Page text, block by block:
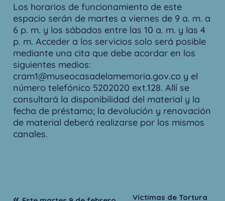
Los horarios de funcionamiento de este
espacio serán de martes a viernes de 9 a. m. a
6 p. m. y los sábados entre las 10 a. m. y las 4
p. m. Acceder a los servicios solo será posible
mediante una cita que debe acordar en los
siguientes medios:
cram1@museocasadelamemoria.gov.co y el
número telefónico 5202020 ext.128. Allí se
consultará la disponibilidad del material y la
fecha de préstamo; la devolución y renovación
de material deberá realizarse por los mismos
canales.
Víctimas de Tortura